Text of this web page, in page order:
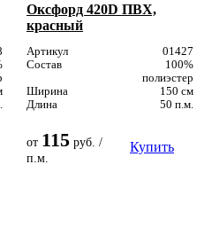
Оксфорд 420D ПВХ,
красный
Артикул
01427
Состав
100%
полиэстер
Ширина
150 см
Длина
50 п.м.
от 115 руб. /
п.м.
Купить